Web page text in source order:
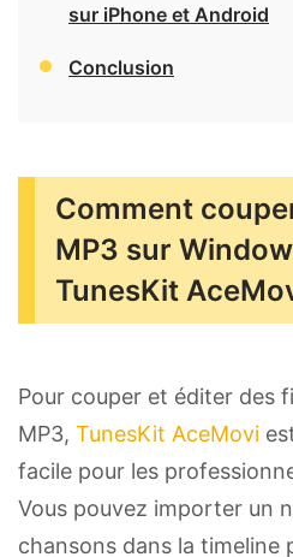
sur iPhone et Android
Conclusion
Comment
MP3 sur
TunesKit
Pour couper et éditer des
MP3, TunesKit AceMovi
facile pour les
Vous pouvez importer un
chansons dans la timeline